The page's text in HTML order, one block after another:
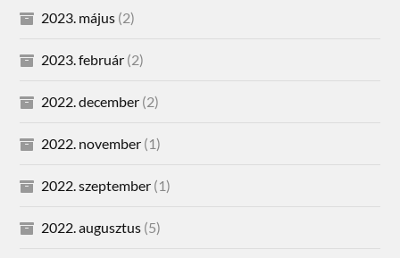
2023. május (2)
2023. február (2)
2022. december (2)
2022. november (1)
2022. szeptember (1)
2022. augusztus (5)